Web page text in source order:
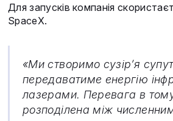
Для запусків компанія
SpaceX.
«Ми створимо сузір’я
передаватиме енергію
лазерами. Перевага в
розподілена між